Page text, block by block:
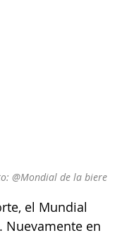
@Mondial de la biere
el Mundial
Nuevamente en